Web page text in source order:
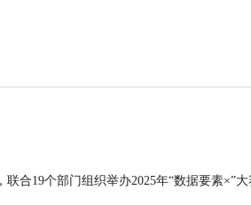
合19个部门组织举办2025年“数据要素×”大